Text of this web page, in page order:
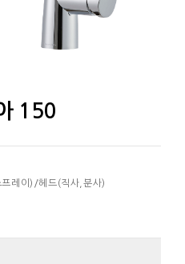
150
프레이)/헤드(직사,분사)